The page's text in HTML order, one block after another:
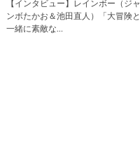
【インタビュー】レインボー（ジャ
ンボたかお＆池田直人）「大冒険と
一緒に素敵な…